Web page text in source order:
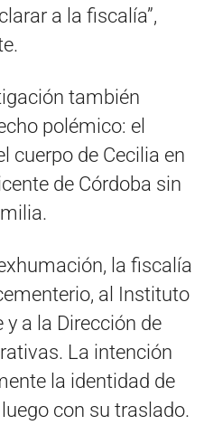
a la fiscalía”,
también
polémico: el
cuerpo de Cecilia en
de Córdoba sin
la fiscalía
al Instituto
y a la Dirección de
La intención
la identidad de
con su traslado.